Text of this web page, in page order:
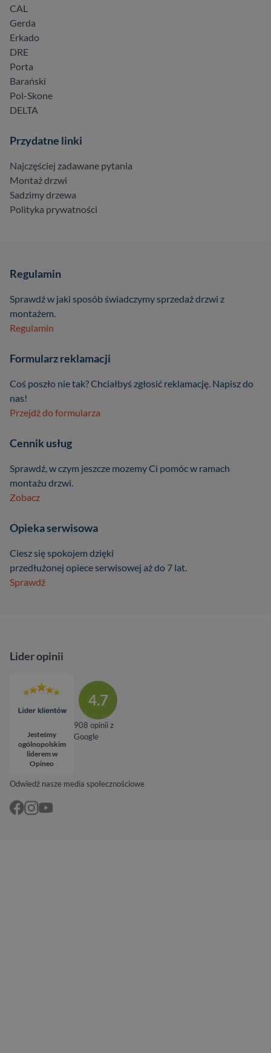
CAL
Gerda
Erkado
DRE
Porta
Barański
Pol-Skone
DELTA
Przydatne linki
Najczęściej zadawane pytania
Montaż drzwi
Sadzimy drzewa
Polityka prywatności
Regulamin
Sprawdź w jaki sposób świadczymy sprzedaż drzwi z
montażem.
Regulamin
Formularz reklamacji
Coś poszło nie tak? Chciałbyś zgłosić reklamację. Napisz do
nas!
Przejdź do formularza
Cennik usług
Sprawdź, w czym jeszcze mozemy Ci pomóc w ramach
montażu drzwi.
Zobacz
Opieka serwisowa
Ciesz się spokojem dzięki
przedłużonej opiece serwisowej aż do 7 lat.
Sprawdź
Odwiedź nasze media społecznościowe
Lider opinii
Jesteśmy
ogólnopolskim
liderem w
Opineo
4.7
908 opinii z
Google